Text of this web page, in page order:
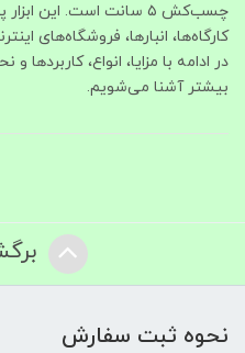
چسب‌کش ۵ سانت است. این
کارگاه‌ها، انبارها، فروشگاه‌های
بیشتر آشنا می‌شویم.
نحوه ثبت سفارش